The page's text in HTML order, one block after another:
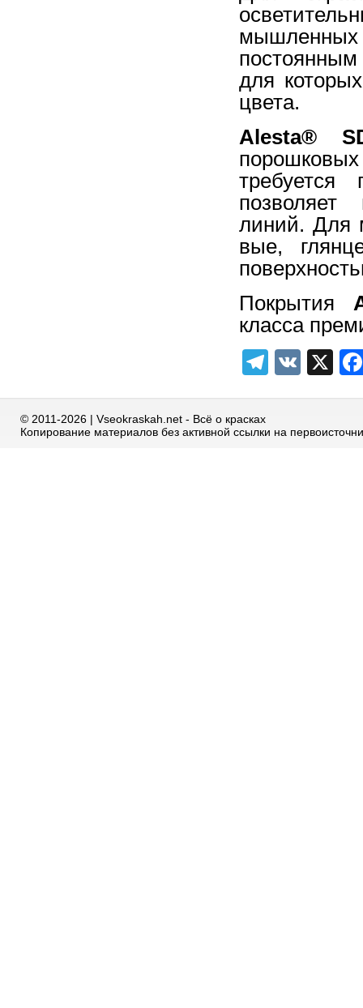
для
цвета.
Alesta®
требуется
позволяет
линий. Для
вые,
Покрытия
класса
VK X
© 2011-2026 | Vseokraskah.net - Всё о красках
Копирование материалов без активной ссылки на